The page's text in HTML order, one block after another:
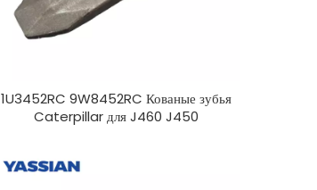
1U3452RC 9W8452RC Кованые зубья
Caterpillar для J460 J450